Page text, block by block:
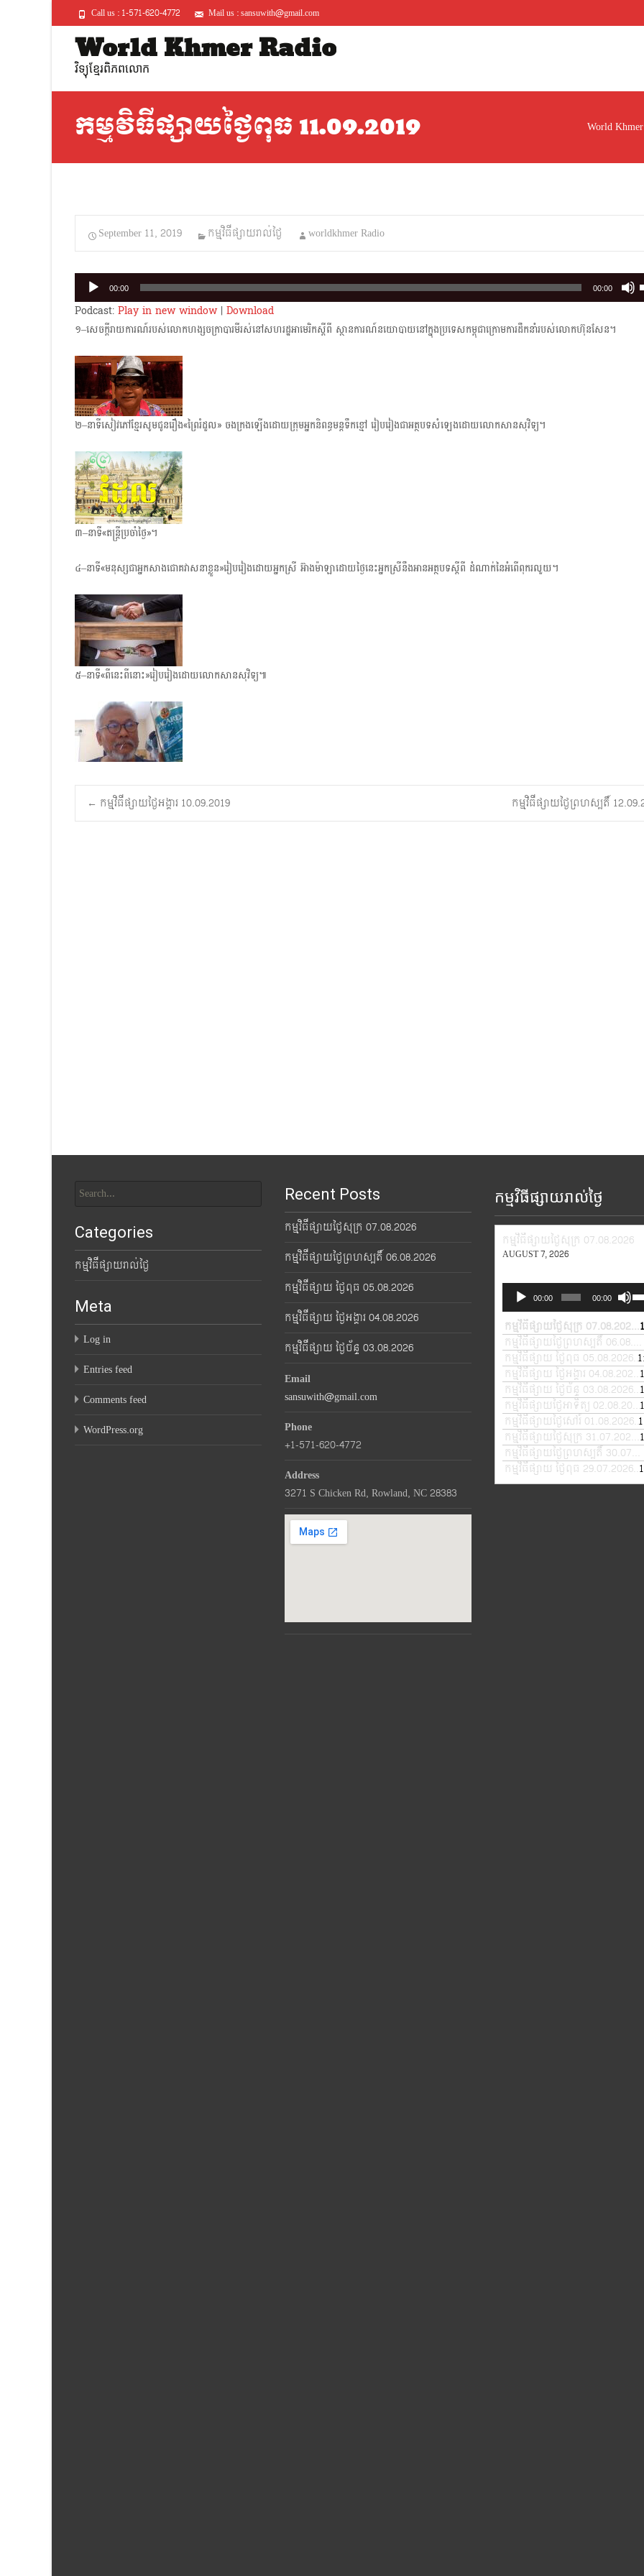
Call us : 1-571-620-4772 Mail us : sansuwith@gmail.com
World Khmer Radio
វិទ្យុខ្មែរពិភពលោក
កម្មវិធីផ្សាយថ្ងៃពុធ 11.09.2019 World
September 11, 2019 កម្មវិធីផ្សាយរាល់ថ្ងៃ worldkhmer Radio
Audio
Player
00:00 00:00
Podcast: Play in new window| Download
១–សេចក្តីរាយការណ៍របស់លោកហង្សចក្រាបារមីរស់នៅសហរដ្ឋអាមេរិកស្តីពី ស្ថានការណ៍​នយោបាយ​នៅក្នុងប្រទេសកម្ពុជាក្រោមការដឹកនាំរបស់លោកហ៊ុនសែន។
២–នាទីសៀវភៅខ្មែរសូមជូនរឿង«ព្រៃរំដួល» ចងក្រងឡើងដោយក្រុមអ្នកនិពន្ធមន្តទឹកខ្មៅ រៀបរៀងជា​អត្ថបទសំឡេងដោយលោកសានសុវិទ្យ។
៣–នាទី«តន្ត្រីប្រចាំថ្ងៃ»។
៤–នាទី«មនុស្សជាអ្នកសាងជោគវាសនាខ្លួន»រៀបរៀងដោយអ្នកស្រី អ៊ាងម៉ាឡាដោយថ្ងៃនេះអ្នកស្រី​នឹងអានអត្ថបទស្តីពី ដំណាក់នៃអំពើពុករលួយ។
៥–នាទី«ពីនេះពីនោះ»រៀបរៀងដោយលោកសានសុវិទ្យ៕
Post
← កម្មវិធីផ្សាយថ្ងៃអង្គារ 10.09.2019 កម្មវិធីផ្សាយថ្ងៃព្រហស្បតិ៍
for:
Recent Posts
កម្មវិធីផ្សាយថ្ងៃសុក្រ 07.08.2026
កម្មវិធីផ្សាយថ្ងៃព្រហស្បតិ៍ 06.08.2026
កម្មវិធីផ្សាយ ថ្ងៃពុធ 05.08.2026
កម្មវិធីផ្សាយ ថ្ងៃអង្គារ 04.08.2026
កម្មវិធីផ្សាយ ថ្ងៃច័ន្ទ 03.08.2026
កម្មវិធីផ្សាយរាល់ថ្ងៃ
កម្មវិធីផ្សាយថ្ងៃសុក្រ 07.08.2026
AUGUST 7, 2026
Audio
Player
00:00 00:00
to
or
កម្មវិធីផ្សាយថ្ងៃសុក្រ 07.08.2026
កម្មវិធីផ្សាយថ្ងៃព្រហស្បតិ៍ 06.08.2026
កម្មវិធីផ្សាយ ថ្ងៃពុធ 05.08.2026
កម្មវិធីផ្សាយ ថ្ងៃអង្គារ 04.08.2026
កម្មវិធីផ្សាយ ថ្ងៃច័ន្ទ 03.08.2026
—
កម្មវិធីផ្សាយថ្ងៃអាទិត្យ 02.08.2026
កម្មវិធីផ្សាយថ្ងៃសៅរ៍ 01.08.2026
កម្មវិធីផ្សាយថ្ងៃសុក្រ 31.07.2026
កម្មវិធីផ្សាយថ្ងៃព្រហស្បតិ៍ 30.07.2026
កម្មវិធីផ្សាយ ថ្ងៃពុធ 29.07.2026
—
Categories
កម្មវិធីផ្សាយរាល់ថ្ងៃ
Meta
Log in
Entries feed
Comments feed
WordPress.org
Email
sansuwith@gmail.com
Phone
+1-571-620-4772
Address
3271 S Chicken Rd, Rowland, NC 28383